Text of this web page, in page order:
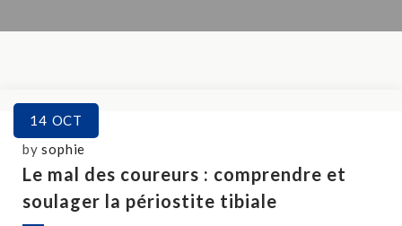
14 OCT
bysophie
Le mal des coureurs : comprendre et
soulager la périostite tibiale